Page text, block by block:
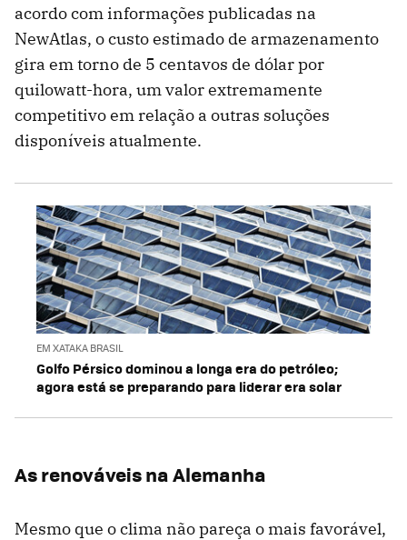
acordo com informações publicadas na
NewAtlas, o custo estimado de armazenamento
gira em torno de 5 centavos de dólar por
quilowatt-hora, um valor extremamente
competitivo em relação a outras soluções
disponíveis atualmente.
EM XATAKA BRASIL
Golfo Pérsico dominou a longa era do petróleo;
agora está se preparando para liderar era solar
As renováveis na Alemanha
Mesmo que o clima não pareça o mais favorável,